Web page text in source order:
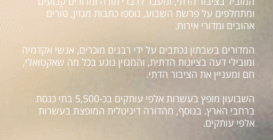
ומתחלפים על פרשת השבוע, נוספו כתבות מגזין, טורים
אהובים ומדורי אירוח.
המדורים בשבתון נכתבים על ידי רבנים מוכרים, אנשי אקדמיה
ומובילי דעה בציונות הדתית, והמגזין נוגע בכל מה שאקטואלי,
חם ומעניין את הציבור הדתי.
השבועון מופץ בעשרות אלפי עותקים בכ-5,500 בתי כנסת
ברחבי הארץ. בנוסף, מהדורה דיגיטלית המופצת בעשרות
אלפי עותקים.